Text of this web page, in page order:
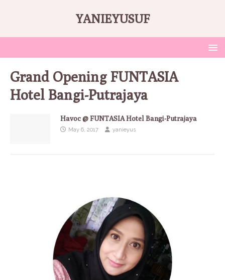
YANIEYUSUF
Grand Opening FUNTASIA
Hotel Bangi-Putrajaya
Havoc @ FUNTASIA Hotel Bangi-Putrajaya
May 6, 2017 yanieyus